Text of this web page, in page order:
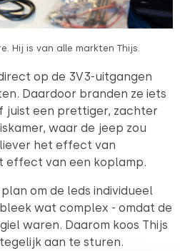
Hij is van alle markten Thijs.
op de 3V3-uitgangen
Daardoor branden ze iets
juist een prettiger, zachter
waar de jeep zou
het effect van
effect van een koplamp.
om de leds individueel
wat complex - omdat de
waren. Daarom koos Thijs
aan te sturen.